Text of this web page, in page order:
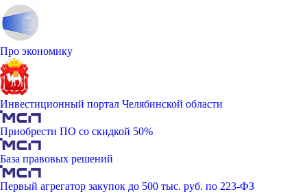
Про экономику
Инвестиционный портал Челябинской области
Приобрести ПО со скидкой 50%
База правовых решений
Первый агрегатор закупок до 500 тыс. руб. по 223-ФЗ